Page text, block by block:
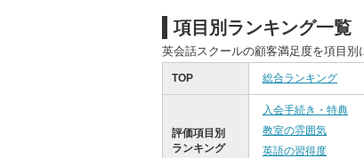
項目別ランキング一覧
英会話スクールの顧客満足度を項目別
TOP 総合ランキング
評価項目別
ランキング
入会手続き・特典
教室の雰囲気
英語の習得度